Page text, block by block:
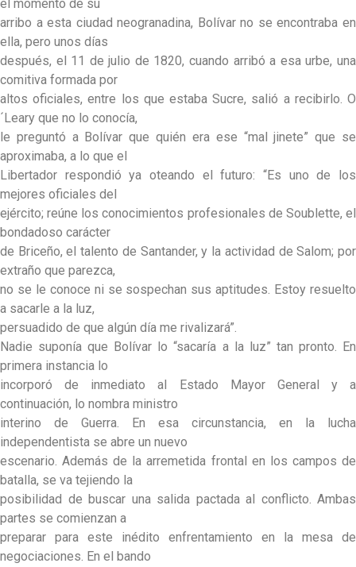
el momento de su
arribo a esta ciudad neogranadina, Bolívar no se encontraba en
ella, pero unos días
después, el 11 de julio de 1820, cuando arribó a esa urbe, una
comitiva formada por
altos oficiales, entre los que estaba Sucre, salió a recibirlo. O
´Leary que no lo conocía,
le preguntó a Bolívar que quién era ese “mal jinete” que se
aproximaba, a lo que el
Libertador respondió ya oteando el futuro: “Es uno de los
mejores oficiales del
ejército; reúne los conocimientos profesionales de Soublette, el
bondadoso carácter
de Briceño, el talento de Santander, y la actividad de Salom; por
extraño que parezca,
no se le conoce ni se sospechan sus aptitudes. Estoy resuelto
a sacarle a la luz,
persuadido de que algún día me rivalizará”.
Nadie suponía que Bolívar lo “sacaría a la luz” tan pronto. En
primera instancia lo
incorporó de inmediato al Estado Mayor General y a
continuación, lo nombra ministro
interino de Guerra. En esa circunstancia, en la lucha
independentista se abre un nuevo
escenario. Además de la arremetida frontal en los campos de
batalla, se va tejiendo la
posibilidad de buscar una salida pactada al conflicto. Ambas
partes se comienzan a
preparar para este inédito enfrentamiento en la mesa de
negociaciones. En el bando